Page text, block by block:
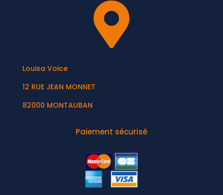

Louisa Voice
12 RUE JEAN MONNET
82000 MONTAUBAN
Paiement sécurisé